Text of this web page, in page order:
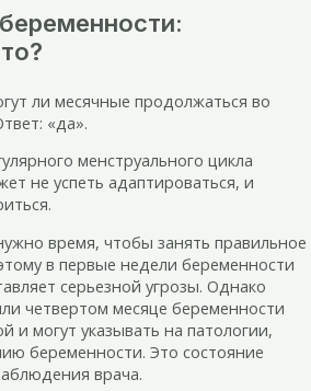
ли месячные продолжаться во
«да».
менструального цикла
не успеть адаптироваться, и
время, чтобы занять правильное
в первые недели беременности
серьезной угрозы. Однако
четвертом месяце беременности
и могут указывать на патологии,
беременности. Это состояние
врача.